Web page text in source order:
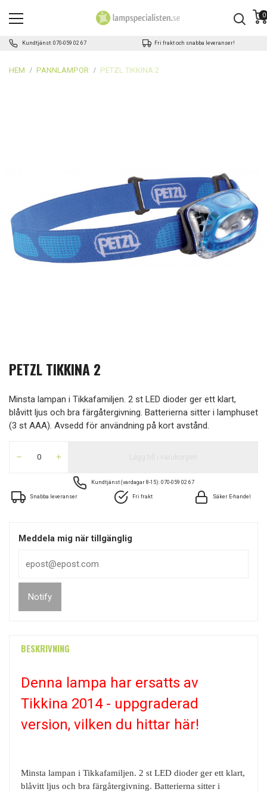
Kundtjänst: 070-059 02 67 Fri frakt och snabba leveranser!
0
HEM PANNLAMPOR PETZL TIKKINA 2
PETZL TIKKINA 2
Minsta lampan i Tikkafamiljen. 2 st LED dioder ger ett klart,
blåvitt ljus och bra färgåtergivning. Batterierna sitter i lamphuset
(3 st AAA). Avsedd för användning på kort avstånd.
Kundtjänst (vardagar 8-15): 070-059 02 67
Snabba leveranser Fri frakt Säker E-handel
Meddela mig när tillgänglig
Notify
BESKRIVNING
Denna lampa har ersatts av
Tikkina 2014 - uppgraderad
version, vilken du hittar här!
Minsta lampan i Tikkafamiljen. 2 st LED dioder ger ett klart,
blåvitt ljus och bra färgåtergivning. Batterierna sitter i